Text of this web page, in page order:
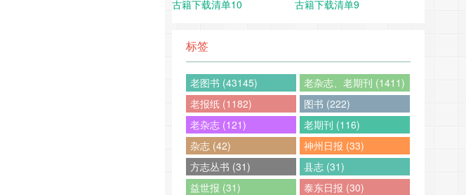
古籍下载清单10 古籍下载清单9
标签
老图书 (43145)
老杂志、老期刊 (1411)
老报纸 (1182)
图书 (222)
老杂志 (121)
老期刊 (116)
杂志 (42)
神州日报 (33)
方志丛书 (31)
县志 (31)
益世报 (31)
泰东日报 (30)